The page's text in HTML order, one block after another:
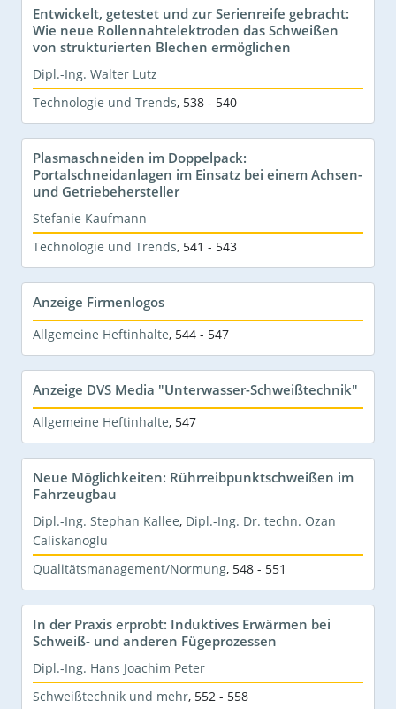
Entwickelt, getestet und zur Serienreife gebracht:
Wie neue Rollennahtelektroden das Schweißen
von strukturierten Blechen ermöglichen
Dipl.-Ing. Walter Lutz
Technologie und Trends, 538 - 540
Plasmaschneiden im Doppelpack:
Portalschneidanlagen im Einsatz bei einem Achsen-
und Getriebehersteller
Stefanie Kaufmann
Technologie und Trends, 541 - 543
Anzeige Firmenlogos
Allgemeine Heftinhalte, 544 - 547
Anzeige DVS Media "Unterwasser-Schweißtechnik"
Allgemeine Heftinhalte, 547
Neue Möglichkeiten: Rührreibpunktschweißen im
Fahrzeugbau
Dipl.-Ing. Stephan Kallee, Dipl.-Ing. Dr. techn. Ozan
Caliskanoglu
Qualitätsmanagement/Normung, 548 - 551
In der Praxis erprobt: Induktives Erwärmen bei
Schweiß- und anderen Fügeprozessen
Dipl.-Ing. Hans Joachim Peter
Schweißtechnik und mehr, 552 - 558